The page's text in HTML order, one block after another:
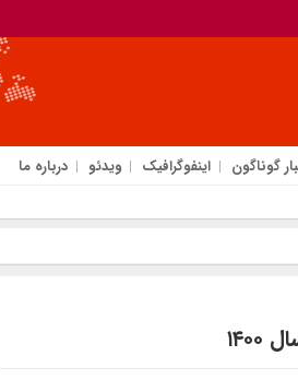
گوناگون اینفوگرافیک ویدئو درباره ما